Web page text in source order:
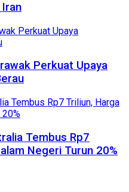
Perkuat Upaya
Tembus Rp7
Negeri Turun 20%